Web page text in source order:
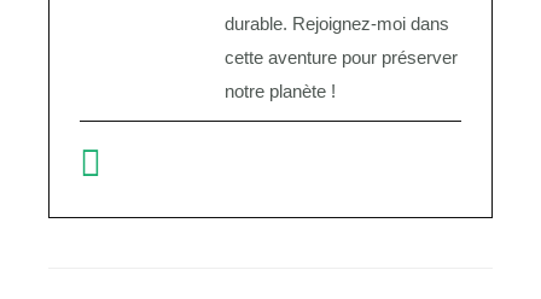
durable. Rejoignez-moi dans
cette aventure pour préserver
notre planète !